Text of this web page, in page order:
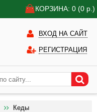
КОРЗИНА: 0 (0 р.)
ВХОД НА САЙТ
РЕГИСТРАЦИЯ
Кеды